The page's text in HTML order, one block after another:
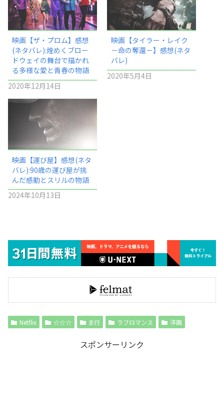
映画【ザ・プロム】感想
(ネタバレ):煌めくブロー
ドウェイの舞台で描かれ
る多様な愛と青春の物語
2020年12月14日
映画【タイラー・レイク
－命の奪還－】感想(ネタ
バレ)
2020年5月4日
映画【運び屋】感想(ネタ
バレ):90歳の運び屋が挑
んだ感動とスリルの物語
2024年10月13日
Netflix ☆☆☆ ま行 ラブロマンス 洋画
スポンサーリンク